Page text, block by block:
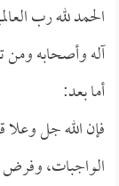
الحمد لله رب
آله وأصحابه ومن
أما بعد:
فإن الله جل
الواجبات، وفرض